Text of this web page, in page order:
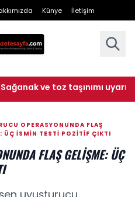
Künye İletişim
toz taşınımı uyarısı geldi
OPERASYONUNDA FLAŞ
ÜÇ ISMIN TESTI POZITIF ÇIKTI
FLAŞ GELIŞME: ÜÇ